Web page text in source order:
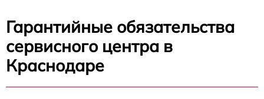
Гарантийные обязательства
сервисного центра в
Краснодаре